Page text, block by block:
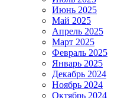
Июнь 2025
Май 2025
Апрель 2025
Март 2025
Февраль 2025
Январь 2025
Декабрь 2024
Ноябрь 2024
Октябрь 2024